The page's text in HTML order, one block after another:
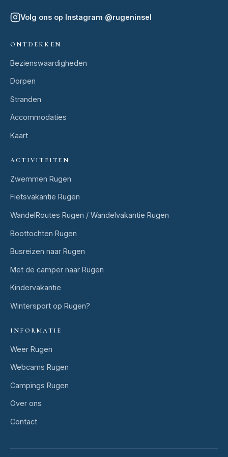
Volg ons op Instagram @rugeninsel
ONTDEKKEN
Bezienswaardigheden
Dorpen
Stranden
Accommodaties
Kaart
ACTIVITEITEN
Zwemmen Rugen
Fietsvakantie Rugen
WandelRoutes Rugen / Wandelvakantie Rugen
Boottochten Rugen
Busreizen naar Rugen
Met de camper naar Rügen
Kindervakantie
Wintersport op Rugen?
INFORMATIE
Weer Rugen
Webcams Rugen
Campings Rugen
Over ons
Contact